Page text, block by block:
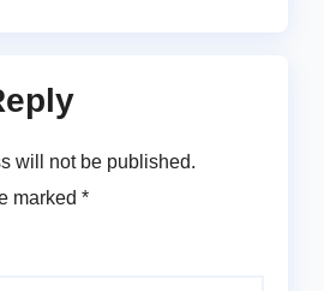
will not be published.
marked *